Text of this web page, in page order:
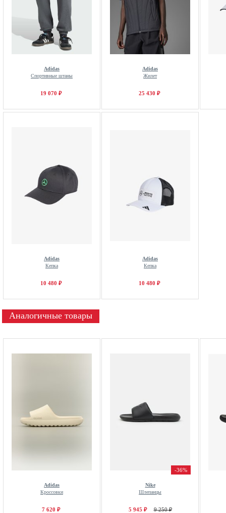
Adidas
Спортивные штаны
19 070 ₽
Adidas
Жилет
25 430 ₽
Adidas
Кепка
10 480 ₽
Adidas
Кепка
10 480 ₽
Аналогичные товары
Adidas
Кроссовки
7 620 ₽
-36%
Nike
Шлепанцы
5 945 ₽ 9 250 ₽